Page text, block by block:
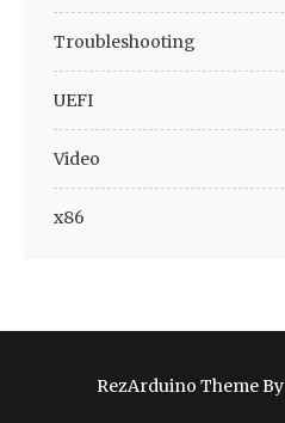
Troubleshooting
UEFI
Video
x86
RezArduino Theme By